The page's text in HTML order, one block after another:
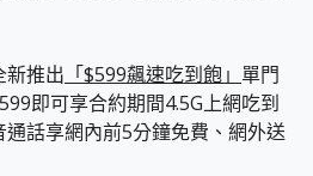
新推出 「$599飆速吃到飽」 單門
即可享合約期間4.5G上網吃到
話享網內前5分鐘免費、網外送